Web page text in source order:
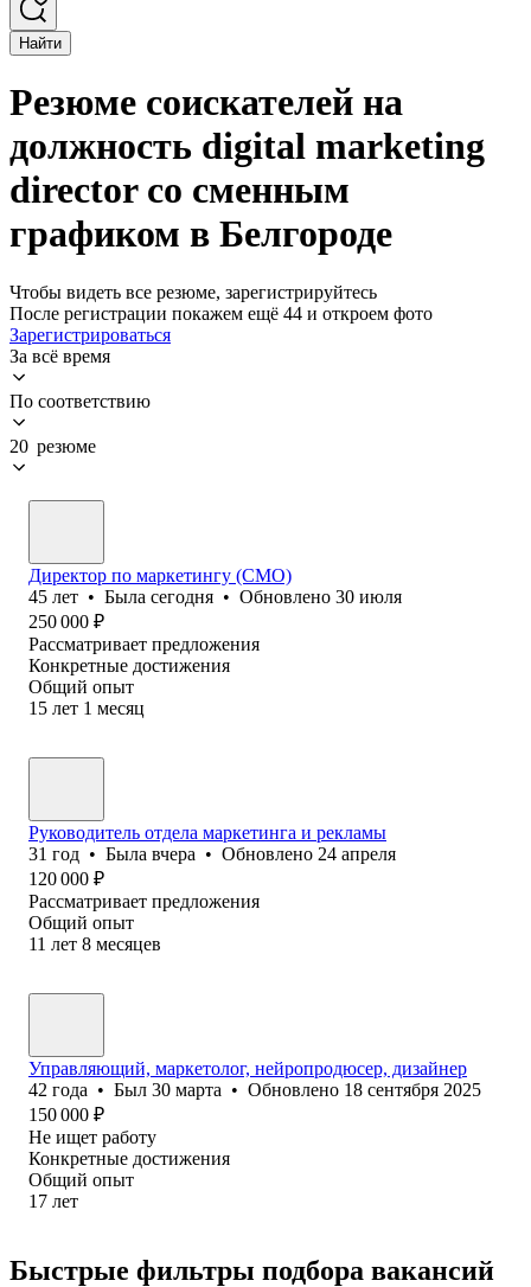
Найти
Резюме соискателей на
должность digital marketing
director со сменным
графиком в Белгороде
Чтобы видеть все резюме, зарегистрируйтесь
После регистрации покажем ещё 44 и откроем фото
Зарегистрироваться
За всё время
По соответствию
20 резюме
Директор по маркетингу (CMO)
45 лет • Была сегодня • Обновлено 30 июля
250 000 ₽
Рассматривает предложения
Конкретные достижения
Общий опыт
15 лет 1 месяц
Руководитель отдела маркетинга и рекламы
31 год • Была вчера • Обновлено 24 апреля
120 000 ₽
Рассматривает предложения
Общий опыт
11 лет 8 месяцев
Управляющий, маркетолог, нейропродюсер, дизайнер
42 года • Был 30 марта • Обновлено 18 сентября 2025
150 000 ₽
Не ищет работу
Конкретные достижения
Общий опыт
17 лет
Быстрые фильтры подбора вакансий